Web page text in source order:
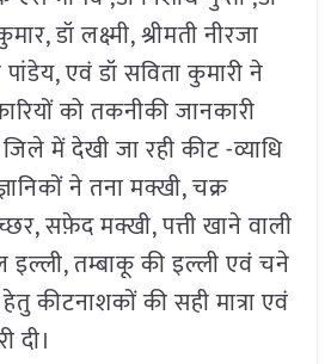
डॉ लक्ष्मी, श्रीमती नीरजा
एवं डॉ सविता कुमारी ने
को तकनीकी जानकारी
जिले में देखी जा रही कीट -व्याधि
ने तना मक्खी, चक्र
सफ़ेद मक्खी, पत्ती खाने वाली
इल्ली, तम्बाकू की इल्ली एवं चने
कीटनाशकों की सही मात्रा एवं
दी।